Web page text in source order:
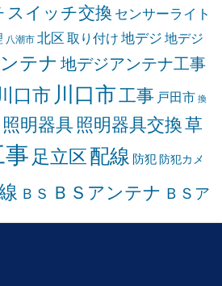
スイッチ交換 センサーライト
八潮市 北区 取り付け 地デジ 地デジ
テナ 地デジアンテナ工事
口市 川口市工事 戸田市 換
照明器具 照明器具交換草
事 足立区配線 防犯 防犯カメ
ＢＳ ＢＳアンテナ ＢＳア